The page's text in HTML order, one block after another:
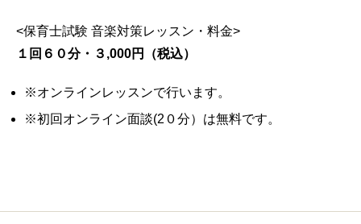
<保育士試験 音楽対策レッスン・料金>
１回６０分・３,000円（税込）
※オンラインレッスンで行います。
※初回オンライン面談(2０分）は無料です。